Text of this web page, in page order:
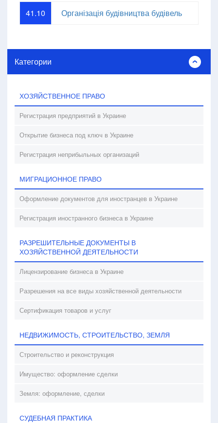
41.10 Організація будівництва будівель
Категории
ХОЗЯЙСТВЕННОЕ ПРАВО
Регистрация предприятий в Украине
Открытие бизнеса под ключ в Украине
Регистрация неприбыльных организаций
МИГРАЦИОННОЕ ПРАВО
Оформление документов для иностранцев в Украине
Регистрация иностранного бизнеса в Украине
РАЗРЕШИТЕЛЬНЫЕ ДОКУМЕНТЫ В
ХОЗЯЙСТВЕННОЙ ДЕЯТЕЛЬНОСТИ
Лицензирование бизнеса в Украине
Разрешения на все виды хозяйственной деятельности
Сертификация товаров и услуг
НЕДВИЖИМОСТЬ, СТРОИТЕЛЬСТВО, ЗЕМЛЯ
Строительство и реконструкция
Имущество: оформление сделки
Земля: оформление, сделки
СУДЕБНАЯ ПРАКТИКА